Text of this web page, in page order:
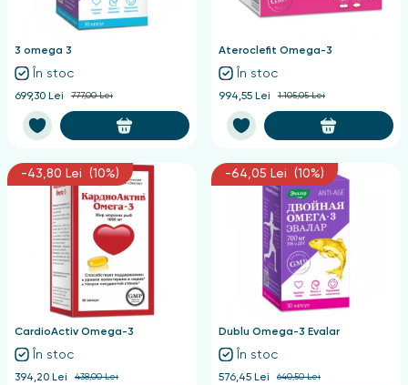
3 omega 3
În stoc
699,30 Lei 777,00 Lei
Ateroclefit Omega-3
În stoc
994,55 Lei 1.105,05 Lei
-43,80 Lei (10%)
CardioActiv Omega-3
În stoc
394,20 Lei 438,00 Lei
-64,05 Lei (10%)
Dublu Omega-3 Evalar
În stoc
576,45 Lei 640,50 Lei